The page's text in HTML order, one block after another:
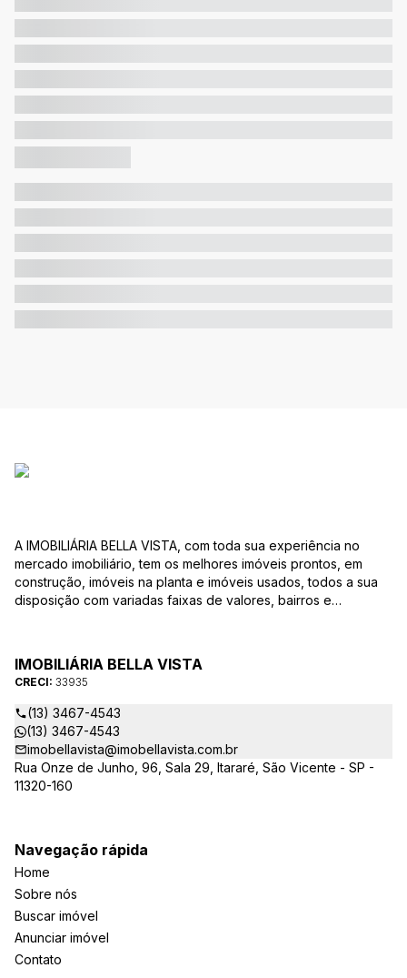
A IMOBILIÁRIA BELLA VISTA, com toda sua experiência no
mercado imobiliário, tem os melhores imóveis prontos, em
construção, imóveis na planta e imóveis usados, todos a sua
disposição com variadas faixas de valores, bairros e
ao CRECI-EE – estarão sempre prontos para responder-lhe
todas as suas dúvidas sobre casas, apartamentos, terrenos,
salas comerciais e outros produtos imobiliários.
IMOBILIÁRIA BELLA VISTA
CRECI: 33935
(13) 3467-4543
(13) 3467-4543
imobellavista@imobellavista.com.br
Rua Onze de Junho, 96, Sala 29, Itararé, São Vicente - SP -
11320-160
Navegação rápida
Home
Sobre nós
Buscar imóvel
Anunciar imóvel
Contato